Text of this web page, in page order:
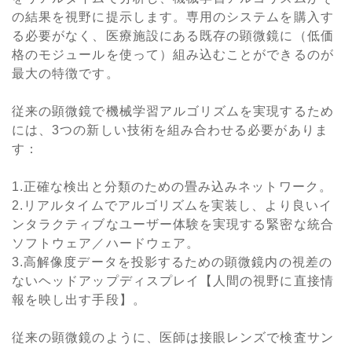
の結果を視野に提示します。専用のシステムを購入す
る必要がなく、医療施設にある既存の顕微鏡に（低価
格のモジュールを使って）組み込むことができるのが
最大の特徴です。
従来の顕微鏡で機械学習アルゴリズムを実現するため
には、3つの新しい技術を組み合わせる必要がありま
す：
1.正確な検出と分類のための畳み込みネットワーク。
2.リアルタイムでアルゴリズムを実装し、より良いイ
ンタラクティブなユーザー体験を実現する緊密な統合
ソフトウェア／ハードウェア。
3.高解像度データを投影するための顕微鏡内の視差の
ないヘッドアップディスプレイ【人間の視野に直接情
報を映し出す手段】。
従来の顕微鏡のように、医師は接眼レンズで検査サン